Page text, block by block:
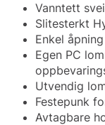
Vanntett
Slitesterkt
Enkel
Egen PC
Utvendig
Festepunk
Avtagbare